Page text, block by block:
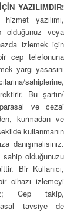
YAZILIMDIR!
yazılımı,
olduğunuz veya
izlemek için
cep telefonuna
yargı yasasını
sahiplerine,
Bu şartın/
ve cezai
kurmadan ve
kullanmanın
danışmalısınız.
sahip olduğunuzu
Bir Kullanıcı,
cihazı izlemeyi
Cep takip,
yasal tavsiye de